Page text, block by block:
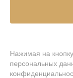
Нажимая на
персональных